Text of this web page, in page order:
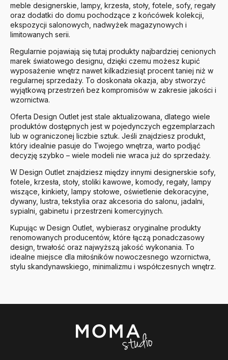
meble designerskie, lampy, krzesła, stoły, fotele, sofy, regały
oraz dodatki do domu pochodzące z końcówek kolekcji,
ekspozycji salonowych, nadwyżek magazynowych i
limitowanych serii.
Regularnie pojawiają się tutaj produkty najbardziej cenionych
marek światowego designu, dzięki czemu możesz kupić
wyposażenie wnętrz nawet kilkadziesiąt procent taniej niż w
regularnej sprzedaży. To doskonała okazja, aby stworzyć
wyjątkową przestrzeń bez kompromisów w zakresie jakości i
wzornictwa.
Oferta Design Outlet jest stale aktualizowana, dlatego wiele
produktów dostępnych jest w pojedynczych egzemplarzach
lub w ograniczonej liczbie sztuk. Jeśli znajdziesz produkt,
który idealnie pasuje do Twojego wnętrza, warto podjąć
decyzję szybko – wiele modeli nie wraca już do sprzedaży.
W Design Outlet znajdziesz między innymi designerskie sofy,
fotele, krzesła, stoły, stoliki kawowe, komody, regały, lampy
wiszące, kinkiety, lampy stołowe, oświetlenie dekoracyjne,
dywany, lustra, tekstylia oraz akcesoria do salonu, jadalni,
sypialni, gabinetu i przestrzeni komercyjnych.
Kupując w Design Outlet, wybierasz oryginalne produkty
renomowanych producentów, które łączą ponadczasowy
design, trwałość oraz najwyższą jakość wykonania. To
idealne miejsce dla miłośników nowoczesnego wzornictwa,
stylu skandynawskiego, minimalizmu i współczesnych wnętrz.